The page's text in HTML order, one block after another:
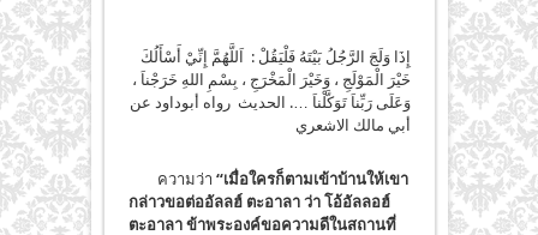
إِذَا وَلَجَ الرَّجُلُ بَيْتَهُ فَلْيَقُلْ : اَللَّهُمَّ إِنِّيْ أَسْأَلُكَ
خَيْرَ الْمَوْلَجِ ، وَخَيْرَ الْمَخْرَجِ ، بِسْمِ اللهِ خَرَجْناَ ،
وَعَلَى رَبِّناَ تَوَكَّلْناَ …. الحديث رواه أبوداود عن
أبي مالك الاشعري
ความว่า “เมื่อใครก็ตามเข้าบ้านให้เขา
กล่าวขอต่ออัลลฮ์ ตะอาลา ว่า โอ้อัลลอฮ์
ตะอาลา ข้าพระองค์ขอความดีในสถานที่